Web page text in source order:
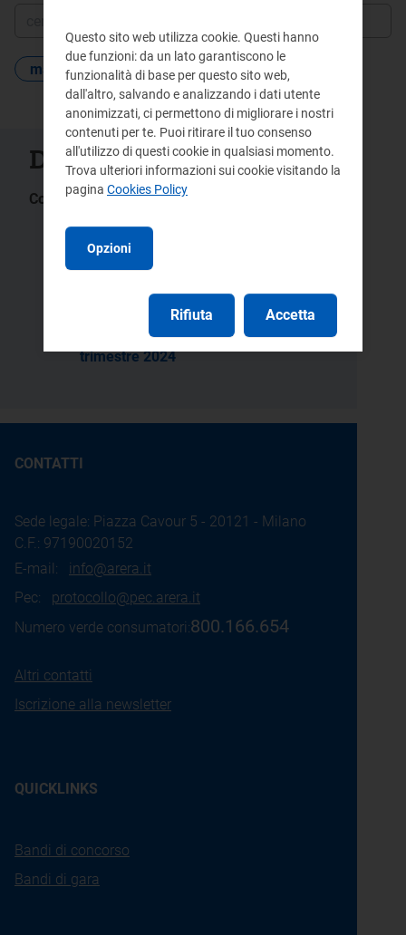
maggior tutela
Documenti collegati
Comunicati stampa:
Elettricità: dal 1° luglio 3,7 milioni
di clienti non vulnerabili in
Maggior Tutela passano
automaticamente al Servizio a
Tutele Graduali. Primo
aggiornamento della Tutela per
le bollette dei soli clienti
vulnerabili: +12% nel terzo
trimestre 2024
CONTATTI
Sede legale: Piazza Cavour 5 - 20121 - Milano
C.F.: 97190020152
E-mail: info@arera.it
Pec: protocollo@pec.arera.it
Numero verde consumatori:800.166.654
Altri contatti
Iscrizione alla newsletter
QUICKLINKS
Bandi di concorso
Bandi di gara
Questo sito web utilizza cookie. Questi hanno
due funzioni: da un lato garantiscono le
funzionalità di base per questo sito web,
dall'altro, salvando e analizzando i dati utente
anonimizzati, ci permettono di migliorare i nostri
contenuti per te. Puoi ritirare il tuo consenso
all'utilizzo di questi cookie in qualsiasi momento.
Trova ulteriori informazioni sui cookie visitando la
pagina Cookies Policy
Opzioni
Rifiuta Accetta